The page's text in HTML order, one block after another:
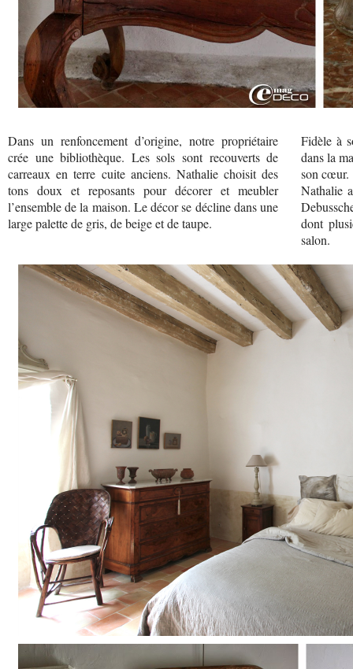
Dans un renfoncement d’origine, notre propriétaire
crée une bibliothèque. Les sols sont recouverts de
carreaux en terre cuite anciens. Nathalie choisit des
tons doux et reposants pour décorer et meubler
l’ensemble de la maison. Le décor se décline dans une
large palette de gris, de beige et de taupe.
Fidèle à
dans la
son cœur.
Nathalie
dont
salon.